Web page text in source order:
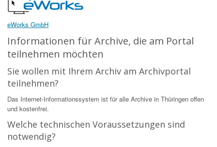
eWorks GmbH
Informationen für Archive, die am Portal
teilnehmen möchten
Sie wollen mit Ihrem Archiv am Archivportal
teilnehmen?
Das Internet-Informationssystem ist für alle Archive in Thüringen offen
und kostenfrei.
Welche technischen Voraussetzungen sind
notwendig?